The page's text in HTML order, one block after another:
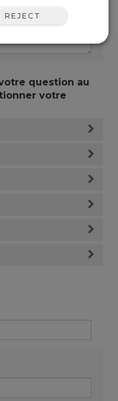
question au
votre
REJECT